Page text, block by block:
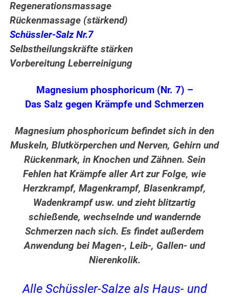
Regenerationsmassage
Rückenmassage (stärkend)
Schüssler-Salz Nr.7
Selbstheilungskräfte stärken
Vorbereitung Leberreinigung
Magnesium phosphoricum (Nr. 7) –
Das Salz gegen Krämpfe und Schmerzen
Magnesium phosphoricum befindet sich in den
Muskeln, Blutkörperchen und Nerven, Gehirn und
Rückenmark, in Knochen und Zähnen. Sein
Fehlen hat Krämpfe aller Art zur Folge, wie
Herzkrampf, Magenkrampf, Blasenkrampf,
Wadenkrampf usw. und zieht blitzartig
schießende, wechselnde und wandernde
Schmerzen nach sich. Es findet außerdem
Anwendung bei Magen-, Leib-, Gallen- und
Nierenkolik.
Alle Schüssler-Salze als Haus- und